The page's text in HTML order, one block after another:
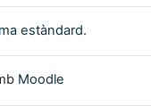
estàndard.
Moodle